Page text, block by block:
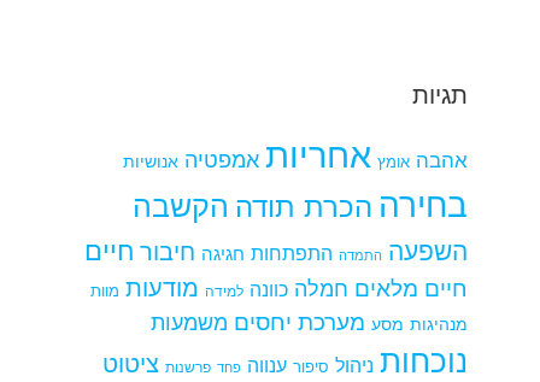
תגיות
אהבה אומץ אחריות אמפטיה אנושיות
בחירה הכרת תודה הקשבה
השפעה התמדה התפתחות חגיגה חיבור חיים
חיים מלאים חמלה כוונה למידה מודעות מוות
מנהיגות מסע מערכת יחסים משמעות
נוכחות ניהול סיפור ענווה פחד פרשנות ציטוט